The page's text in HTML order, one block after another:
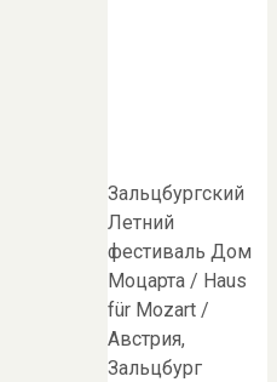
Зальцбургский
Летний
фестиваль Дом
Моцарта / Haus
für Mozart /
Австрия,
Зальцбург